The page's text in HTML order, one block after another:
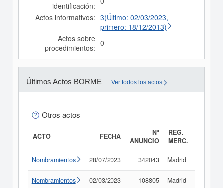
identificación:
Actos informativos: 3(Último: 02/03/2023,
primero: 18/12/2013)
Actos sobre
procedimientos: 0
Últimos Actos BORME Ver todos los actos
Otros actos
ACTO FECHA
Nº
ANUNCIO
REG.
MERC.
Nombramientos 28/07/2023 342043 Madrid
Nombramientos 02/03/2023 108805 Madrid